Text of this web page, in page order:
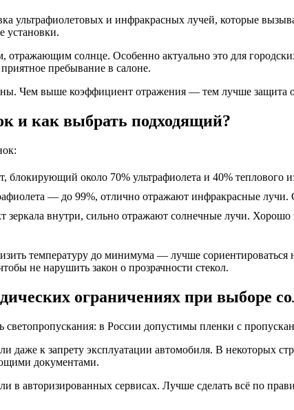
и инфракрасных лучей, которые
установки.
отражающим солнце. Особенно актуально это для
пребывание в салоне.
Чем выше коэффициент отражения — тем лучше защита
и как выбрать подходящий?
блокирующий около 70% ультрафиолета и 40%
— до 99%, отлично отражают инфракрасные
зеркала внутри, сильно отражают солнечные лучи.
температуру до минимума — лучше
не нарушить закон о прозрачности стекол.
ограничениях при выборе
в России допустимы пленки с
к запрету эксплуатации автомобиля. В некоторых
документами.
в авторизированных сервисах. Лучше сделать всё по